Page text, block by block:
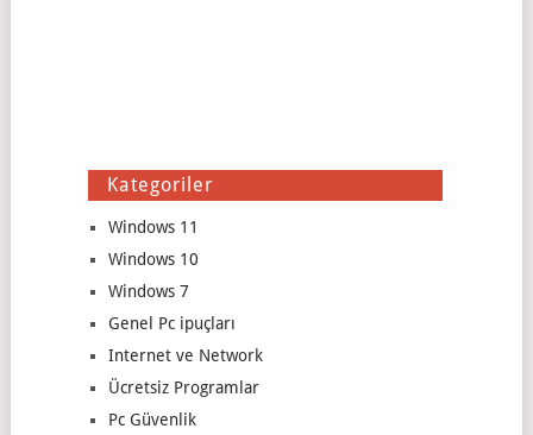
Kategoriler
Windows 11
Windows 10
Windows 7
Genel Pc ipuçları
Internet ve Network
Ücretsiz Programlar
Pc Güvenlik